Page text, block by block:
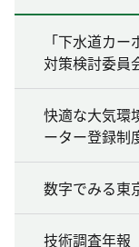
「下水道カ
対策検討委員
快適な大気環
ーター登録制
数字でみる東
技術調査年報